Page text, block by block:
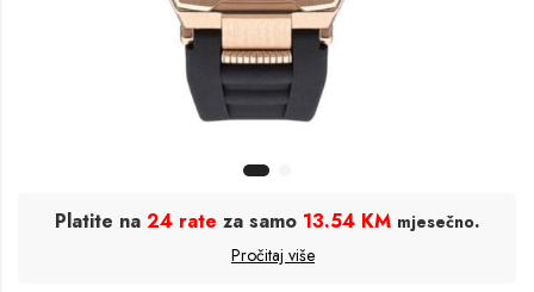
Platite na 24 rate za samo 13.54 KM mjesečno.
Pročitaj više